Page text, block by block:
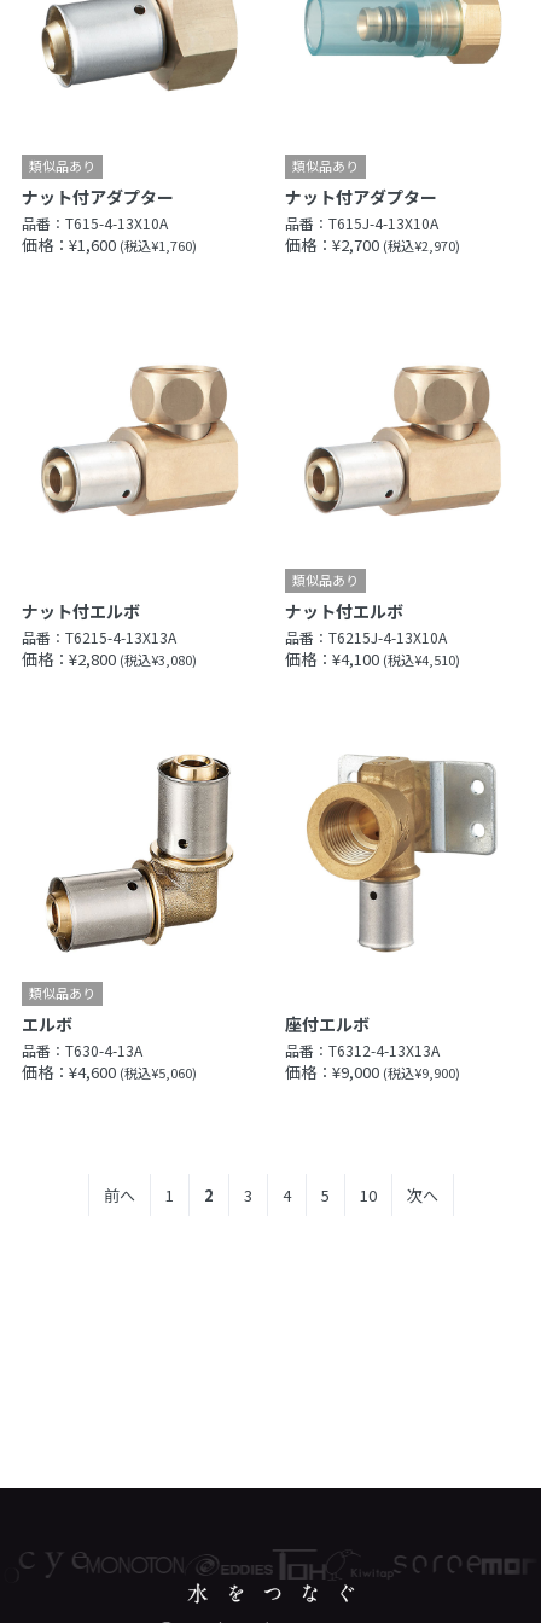
ナット付アダプター
品番： T615-4-13X10A
価格：¥1,600 (税込¥1,760)
ナット付アダプター
品番：T615J-4-13X10A
価格：¥2,700 (税込¥2,970)
ナット付エルボ
品番： T6215-4-13X13A
価格：¥2,800 (税込¥3,080)
ナット付エルボ
品番：T6215J-4-13X10A
価格：¥4,100 (税込¥4,510)
エルボ
品番： T630-4-13A
価格：¥4,600 (税込¥5,060)
座付エルボ
品番：T6312-4-13X13A
価格：¥9,000 (税込¥9,900)
前へ 1 2 3 4 5 10 次へ